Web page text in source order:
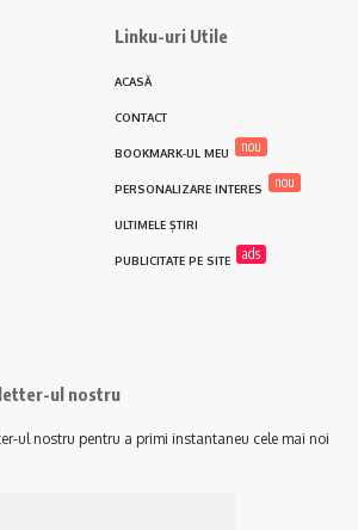
Linku-uri Utile
ACASĂ
CONTACT
BOOKMARK-UL MEU nou
PERSONALIZARE INTERES nou
ULTIMELE ȘTIRI
PUBLICITATE PE SITE ads
ul nostru
ul nostru pentru a primi instantaneu cele mai noi